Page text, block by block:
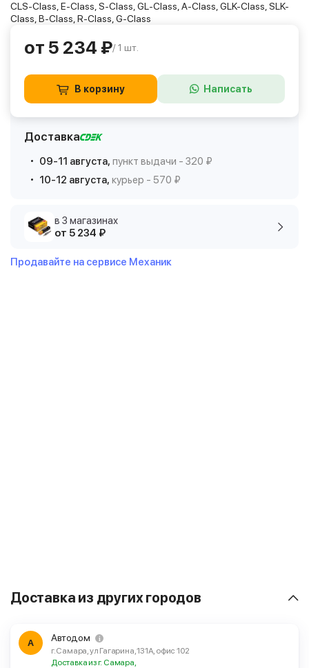
CLS-Class, E-Class, S-Class, GL-Class, A-Class, GLK-Class, SLK-
Class, B-Class, R-Class, G-Class
от 5 234 ₽/ 1 шт.
В корзину Написать
Доставка
09-11 августа, пункт выдачи - 320 ₽
10-12 августа, курьер - 570 ₽
в 3 магазинах
от 5 234 ₽
Продавайте на сервисе Механик
Доставка из других городов
А Автодом
г. Самара, ул Гагарина, 131А, офис 102
Доставка из г. Самара,